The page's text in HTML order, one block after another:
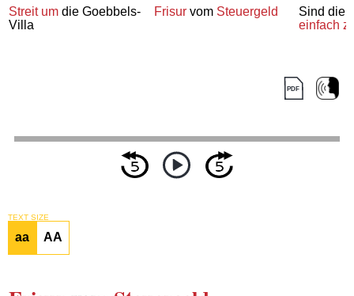
Streit um die Goebbels-
Villa
Frisurvom Steuergeld
Sind die
einfach
TEXT SIZE
aa AA